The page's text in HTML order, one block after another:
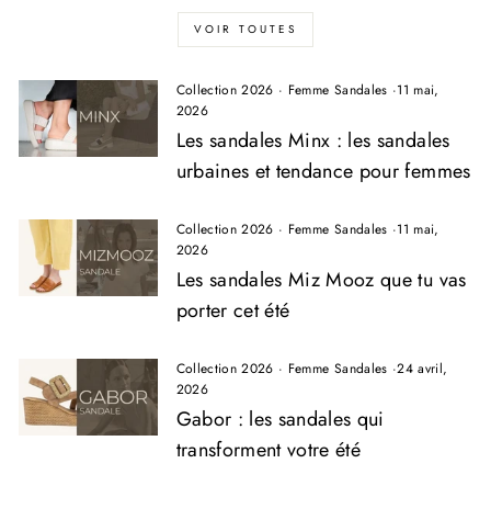
VOIR TOUTES
Collection 2026 · Femme Sandales ·11 mai,
2026
Les sandales Minx : les sandales
urbaines et tendance pour femmes
Collection 2026 · Femme Sandales ·11 mai,
2026
Les sandales Miz Mooz que tu vas
porter cet été
Collection 2026 · Femme Sandales ·24 avril,
2026
Gabor : les sandales qui
transforment votre été